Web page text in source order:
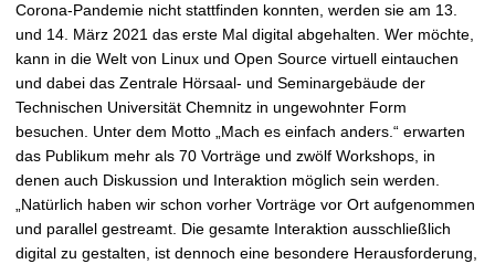
Corona-Pandemie nicht stattfinden konnten, werden sie am 13.
und 14. März 2021 das erste Mal digital abgehalten. Wer möchte,
kann in die Welt von Linux und Open Source virtuell eintauchen
und dabei das Zentrale Hörsaal- und Seminargebäude der
Technischen Universität Chemnitz in ungewohnter Form
besuchen. Unter dem Motto „Mach es einfach anders.“ erwarten
das Publikum mehr als 70 Vorträge und zwölf Workshops, in
denen auch Diskussion und Interaktion möglich sein werden.
„Natürlich haben wir schon vorher Vorträge vor Ort aufgenommen
und parallel gestreamt. Die gesamte Interaktion ausschließlich
digital zu gestalten, ist dennoch eine besondere Herausforderung,